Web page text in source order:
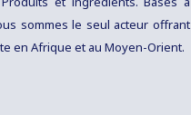
sommes le seul acteur offrant
en Afrique et au Moyen-Orient.